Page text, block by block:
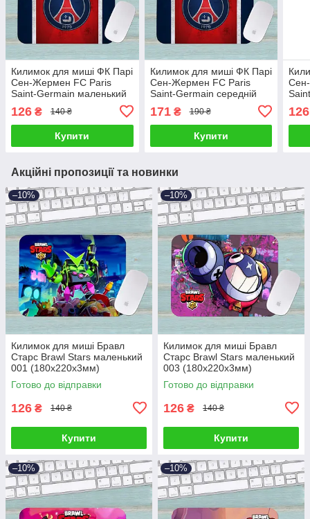
Килимок для миші ФК Парі
Сен-Жермен FC Paris
Saint-Germain маленький
126 ₴ 140 ₴
Купити
Килимок для миші ФК Парі
Сен-Жермен FC Paris
Saint-Germain середній
171₴ 190 ₴
Купити
126
Акційні пропозиції та новинки
–10%
Килимок для миші Бравл
Старс Brawl Stars маленький
001 (180х220х3мм)
Готово до відправки
126 ₴ 140 ₴
Купити
–10%
Килимок для миші Бравл
Старс Brawl Stars маленький
003 (180х220х3мм)
Готово до відправки
126 ₴ 140 ₴
Купити
–10% –10%